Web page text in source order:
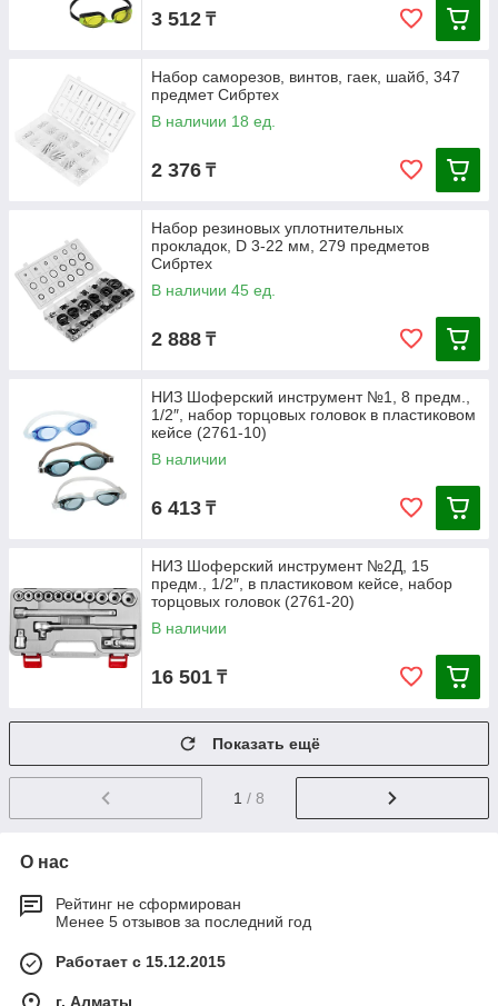
3 512 ₸
Набор саморезов, винтов, гаек, шайб, 347
предмет Сибртех
В наличии 18 ед.
2 376 ₸
Набор резиновых уплотнительных
прокладок, D 3-22 мм, 279 предметов
Сибртех
В наличии 45 ед.
2 888 ₸
НИЗ Шоферский инструмент №1, 8 предм.,
1/2″, набор торцовых головок в пластиковом
кейсе (2761-10)
В наличии
6 413 ₸
НИЗ Шоферский инструмент №2Д, 15
предм., 1/2″, в пластиковом кейсе, набор
торцовых головок (2761-20)
В наличии
16 501 ₸
Показать ещё
1 / 8
О нас
Рейтинг не сформирован
Менее 5 отзывов за последний год
Работает с 15.12.2015
г. Алматы